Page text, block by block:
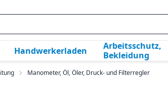
Handwerkerladen
Arbeitsschutz,
Bekleidung
Manometer, Öl, Öler, Druck- und Filterregler